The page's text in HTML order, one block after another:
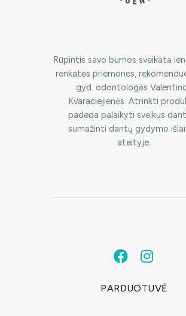
Rūpintis savo burnos sveikata
renkatės priemones,
gyd. odontologės
Kvaraciejienės. Atrinkti
padeda palaikyti sveikus
sumažinti dantų gydymo
ateityje.
PARDUOTUVĖ